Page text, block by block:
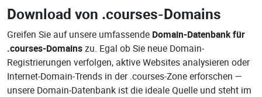
Download von .courses-Domains
Greifen Sie auf unsere umfassende Domain-Datenbank für
.courses-Domainszu. Egal ob Sie neue Domain-
Registrierungen verfolgen, aktive Websites analysieren oder
Internet-Domain-Trends in der .courses-Zone erforschen —
unsere Domain-Datenbank ist die ideale Quelle und steht im